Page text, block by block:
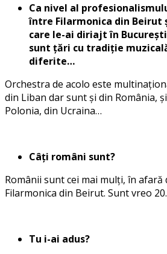
Ca nivel al
între Filarmonica din Beirut
care le-ai diriajt în
sunt țări cu tradiție
diferite…
Orchestra de acolo este
din Liban dar sunt și din România,
Polonia, din Ucraina…
Câți români sunt?
Românii sunt cei mai mulți, în afară
Filarmonica din Beirut. Sunt vreo 20.
Tu i-ai adus?